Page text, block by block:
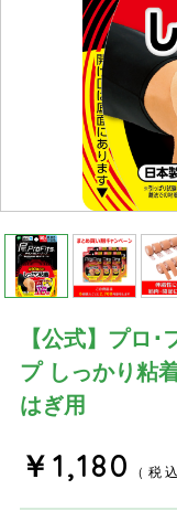
【公式】プロ
プ しっかり粘
はぎ用
￥1,180 （税